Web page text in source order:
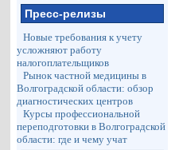
Пресс-релизы
Новые требования к учету
усложняют работу
налогоплательщиков
Рынок частной медицины в
Волгоградской области: обзор
диагностических центров
Курсы профессиональной
переподготовки в Волгоградской
области: где и чему учат